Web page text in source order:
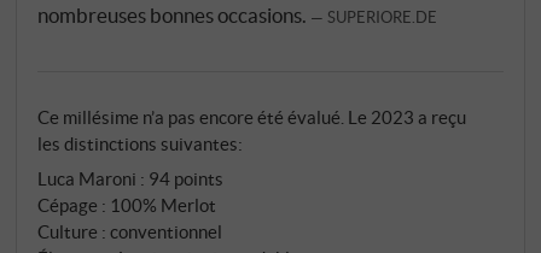
nombreuses bonnes occasions.
SUPERIORE.DE
Ce millésime n’a pas encore été évalué. Le 2023 a reçu
les distinctions suivantes:
Luca Maroni : 94 points
Cépage : 100% Merlot
Culture : conventionnel